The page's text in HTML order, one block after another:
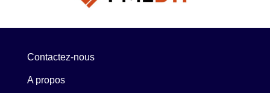
Contactez-nous
A propos